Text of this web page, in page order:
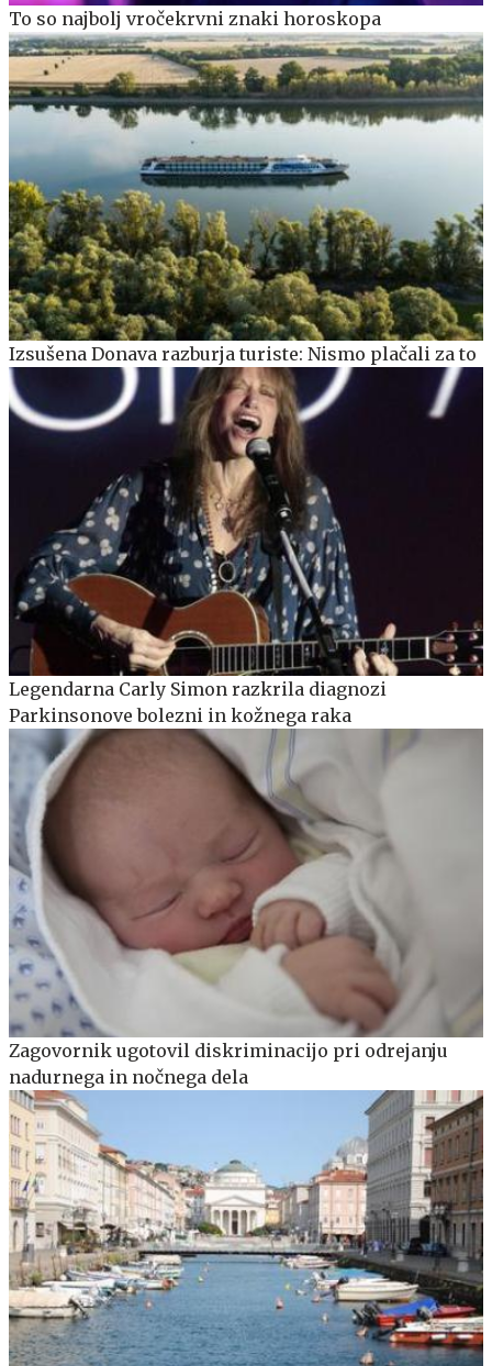
To so najbolj vročekrvni znaki horoskopa
Izsušena Donava razburja turiste: Nismo plačali za to
Legendarna Carly Simon razkrila diagnozi
Parkinsonove bolezni in kožnega raka
Zagovornik ugotovil diskriminacijo pri odrejanju
nadurnega in nočnega dela